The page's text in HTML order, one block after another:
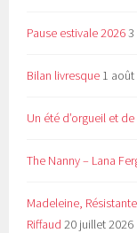
Pause estivale 2026
Bilan livresque 1
Un été d’orgueil et
The Nanny – Lana
Madeleine,
Riffaud 20 juillet 2026